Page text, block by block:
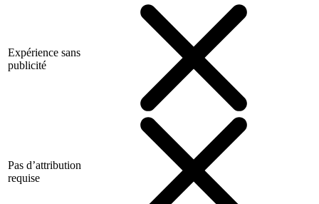
Expérience sans
publicité
Pas d’attribution
requise